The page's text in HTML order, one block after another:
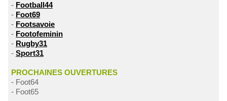
- Football44
- Foot69
- Footsavoie
- Footofeminin
- Rugby31
- Sport31
PROCHAINES OUVERTURES
- Foot64
- Foot65